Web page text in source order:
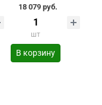
18 079 руб.
шт
В корзину